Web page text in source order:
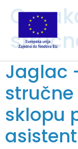
Jaglac
sklopu
asistent